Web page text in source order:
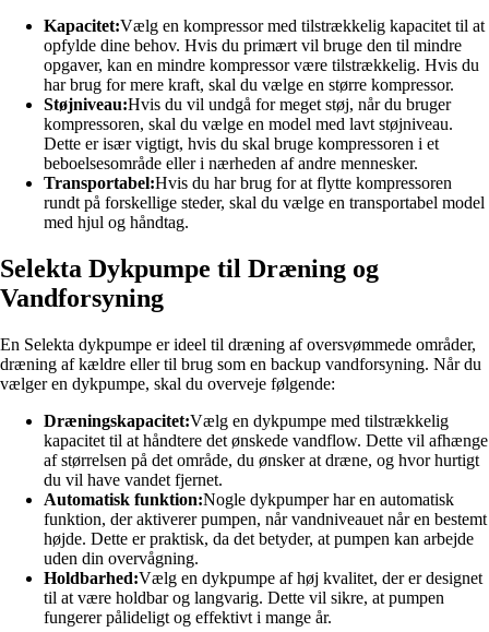
Kapacitet:Vælg en kompressor med tilstrækkelig kapacitet til at
opfylde dine behov. Hvis du primært vil bruge den til mindre
opgaver, kan en mindre kompressor være tilstrækkelig. Hvis du
har brug for mere kraft, skal du vælge en større kompressor.
Støjniveau:Hvis du vil undgå for meget støj, når du bruger
kompressoren, skal du vælge en model med lavt støjniveau.
Dette er især vigtigt, hvis du skal bruge kompressoren i et
beboelsesområde eller i nærheden af andre mennesker.
Transportabel:Hvis du har brug for at flytte kompressoren
rundt på forskellige steder, skal du vælge en transportabel model
med hjul og håndtag.
Selekta Dykpumpe til Dræning og
Vandforsyning
En Selekta dykpumpe er ideel til dræning af oversvømmede områder,
dræning af kældre eller til brug som en backup vandforsyning. Når du
vælger en dykpumpe, skal du overveje følgende:
Dræningskapacitet:Vælg en dykpumpe med tilstrækkelig
kapacitet til at håndtere det ønskede vandflow. Dette vil afhænge
af størrelsen på det område, du ønsker at dræne, og hvor hurtigt
du vil have vandet fjernet.
Automatisk funktion:Nogle dykpumper har en automatisk
funktion, der aktiverer pumpen, når vandniveauet når en bestemt
højde. Dette er praktisk, da det betyder, at pumpen kan arbejde
uden din overvågning.
Holdbarhed:Vælg en dykpumpe af høj kvalitet, der er designet
til at være holdbar og langvarig. Dette vil sikre, at pumpen
fungerer pålideligt og effektivt i mange år.